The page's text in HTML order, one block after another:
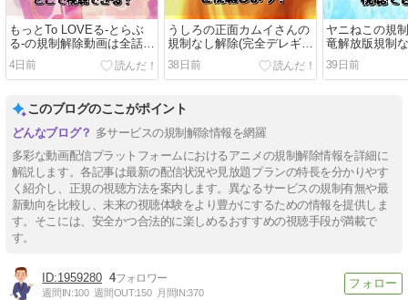
もっとTo LOVEる-とらぶ
る-の規制解除動画は全話ど
こで見れる？ヤバい！
4日前
うしろの正面カムイさんの
規制なし解除(完全デレギュ
ラ版)アニメ動画をフル視聴
できる？すごい！
38日前
ヤニねこの規
竜解放版規制
どこで見れる
39日前
このブログのここがポイント
多サービスの規制解除情報を網羅
多彩な動画配信プラットフォームにおけるアニメの規制解除情報を詳細に
解説します。各記事は最新の配信状況や見放題プランの特長を分かりやす
く紹介し、正規の視聴方法を案内します。異なるサービスの規制有無や最
新動向を比較し、未来の視聴体験をより豊かにするための情報を提供しま
す。そこには、安全かつ合法的に楽しめるおすすめの視聴手段が満載で
す。
1959280 4
週間IN:100 週間OUT:150 月間IN:370